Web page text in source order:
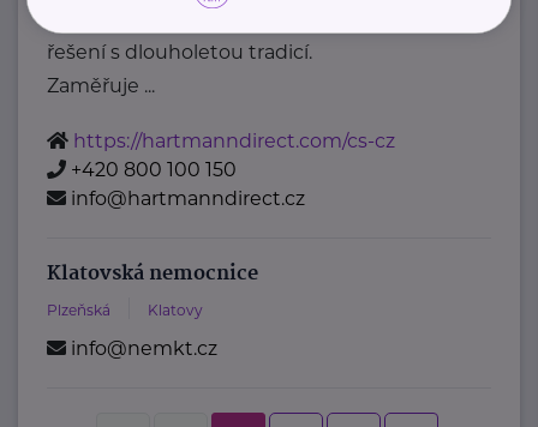
řešení s dlouholetou tradicí.
Zaměřuje ...
https://hartmanndirect.com/cs-cz
+420 800 100 150
info@hartmanndirect.cz
Klatovská nemocnice
Plzeňská Klatovy
info@nemkt.cz